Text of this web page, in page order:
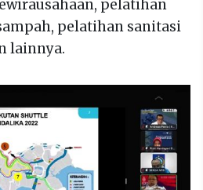
pelatihan
pelatihan sanitasi
lainnya.